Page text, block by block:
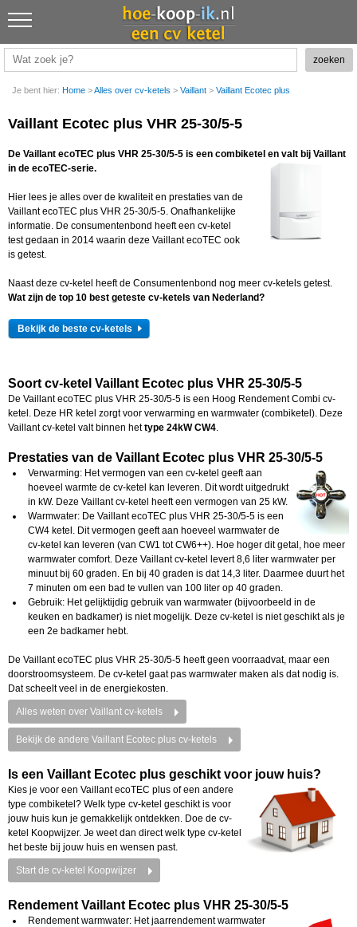
Je bent hier: Home >Alles over cv-ketels > Vaillant > Vaillant Ecotec plus
Vaillant Ecotec plus VHR 25-30/5-5
De Vaillant ecoTEC plus VHR 25-30/5-5 is een combiketel en valt bij Vaillant
in de ecoTEC-serie.
Hier lees je alles over de kwaliteit en prestaties van de
Vaillant ecoTEC plus VHR 25-30/5-5. Onafhankelijke
informatie. De consumentenbond heeft een cv-ketel
test gedaan in 2014 waarin deze Vaillant ecoTEC ook
is getest.
Naast deze cv-ketel heeft de Consumentenbond nog meer cv-ketels getest.
Wat zijn de top 10 best geteste cv-ketels van Nederland?
Bekijk de beste cv-ketels
Soort cv-ketel Vaillant Ecotec plus VHR 25-30/5-5
De Vaillant ecoTEC plus VHR 25-30/5-5 is een Hoog Rendement Combi cv-
ketel. Deze HR ketel zorgt voor verwarming en warmwater (combiketel). Deze
Vaillant cv-ketel valt binnen hettype 24kW CW4.
Prestaties van de Vaillant Ecotec plus VHR 25-30/5-5
Verwarming: Het vermogen van een cv-ketel geeft aan
hoeveel warmte de cv-ketel kan leveren. Dit wordt uitgedrukt
in kW. Deze Vaillant cv-ketel heeft een vermogen van 25 kW.
Warmwater: De Vaillant ecoTEC plus VHR 25-30/5-5 is een
CW4 ketel. Dit vermogen geeft aan hoeveel warmwater de
cv-ketel kan leveren (van CW1 tot CW6++). Hoe hoger dit getal, hoe meer
warmwater comfort. Deze Vaillant cv-ketel levert 8,6 liter warmwater per
minuut bij 60 graden. En bij 40 graden is dat 14,3 liter. Daarmee duurt het
7 minuten om een bad te vullen van 100 liter op 40 graden.
Gebruik: Het gelijktijdig gebruik van warmwater (bijvoorbeeld in de
keuken en badkamer) is niet mogelijk. Deze cv-ketel is niet geschikt als je
een 2e badkamer hebt.
De Vaillant ecoTEC plus VHR 25-30/5-5 heeft geen voorraadvat, maar een
doorstroomsysteem. De cv-ketel gaat pas warmwater maken als dat nodig is.
Dat scheelt veel in de energiekosten.
Alles weten over Vaillant cv-ketels
Bekijk de andere Vaillant Ecotec plus cv-ketels
Is een Vaillant Ecotec plus geschikt voor jouw huis?
Kies je voor een Vaillant ecoTEC plus of een andere
type combiketel? Welk type cv-ketel geschikt is voor
jouw huis kun je gemakkelijk ontdekken. Doe de cv-
ketel Koopwijzer. Je weet dan direct welk type cv-ketel
het beste bij jouw huis en wensen past.
Start de cv-ketel Koopwijzer
Rendement Vaillant Ecotec plus VHR 25-30/5-5
Rendement warmwater: Het jaarrendement warmwater